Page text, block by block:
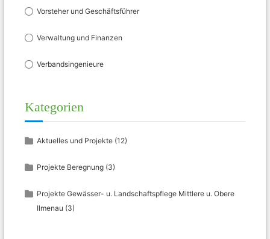
Vorsteher und Geschäftsführer
Verwaltung und Finanzen
Verbandsingenieure
Kategorien
Aktuelles und Projekte (12)
Projekte Beregnung (3)
Projekte Gewässer- u. Landschaftspflege Mittlere u. Obere
Ilmenau (3)